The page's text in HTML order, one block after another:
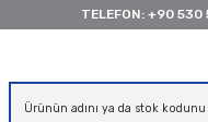
TELEFON: +90 530